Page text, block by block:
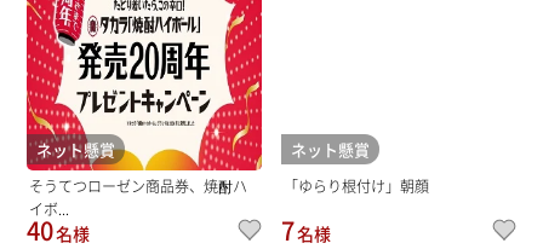
ネット懸賞
そうてつローゼン商品券、焼酎ハ
イボ...
40名様
ネット懸賞
「ゆらり根付け」朝顔
7名様